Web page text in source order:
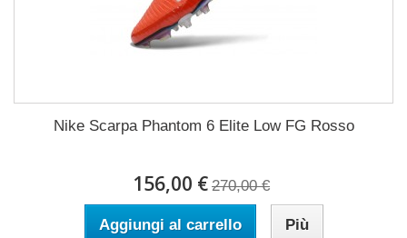
Nike Scarpa Phantom 6 Elite Low FG Rosso
156,00 € 270,00 €
Aggiungi al carrello Più